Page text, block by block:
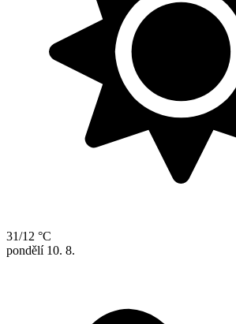
31/12 °C
pondělí 10. 8.